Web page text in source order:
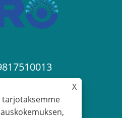
X
tarjotaksemme